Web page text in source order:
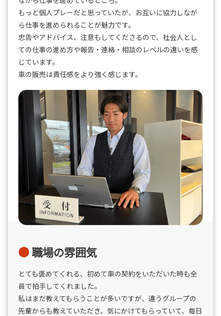
もっと個人プレーだと思っていたが、お互いに協力しなが
ら仕事を進められることが魅力です。
忠告やアドバイス、注意もしてくださるので、社会人とし
ての仕事の進め方や報告・連絡・相談のレベルの違いを感
じています。
車の販売は責任感をより強く感じます。
職場の雰囲気
とても褒めてくれる、初めて車の契約をいただいた時も全
員で拍手してくれました。
私はまだ教えてもらうことが多いですが、違うグループの
先輩からも教えていただき、気にかけてもらっていて、毎日